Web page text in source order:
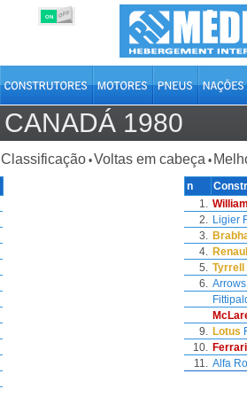
ON OFF
CANADÁ 1980
Classificação •Voltas em cabeça •
n
1.
2. Ligier
3.
4.
5. Tyrrell
6. Arrows
9. Lotus
10. Ferrari
11. Alfa